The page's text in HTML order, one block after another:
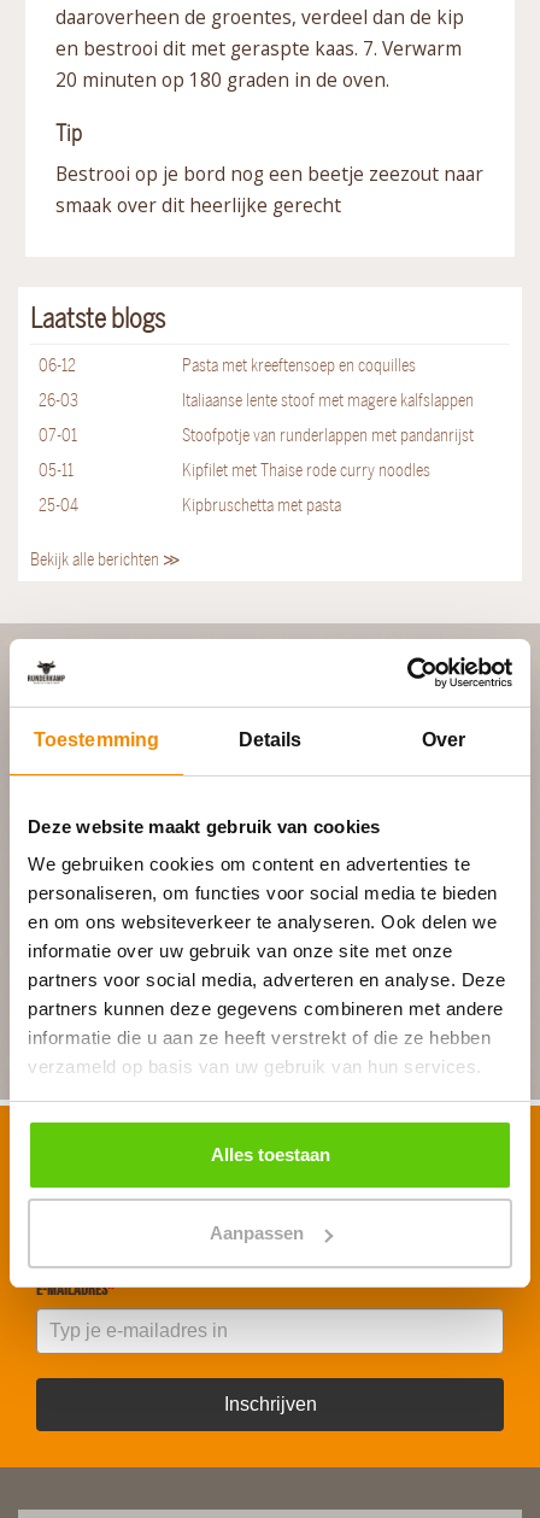
Toestemming Details Over
Deze website maakt gebruik van cookies
We gebruiken cookies om content en advertenties te
personaliseren, om functies voor social media te bieden
en om ons websiteverkeer te analyseren. Ook delen we
informatie over uw gebruik van onze site met onze
partners voor social media, adverteren en analyse. Deze
partners kunnen deze gegevens combineren met andere
informatie die u aan ze heeft verstrekt of die ze hebben
verzameld op basis van uw gebruik van hun services.
Alles toestaan
Aanpassen
daaroverheen de groentes, verdeel dan de kip
en bestrooi dit met geraspte kaas. 7. Verwarm
20 minuten op 180 graden in de oven.
Tip
Bestrooi op je bord nog een beetje zeezout naar
smaak over dit heerlijke gerecht
Laatste blogs
06-12
Pasta met kreeftensoep en coquilles
26-03
Italiaanse lente stoof met magere kalfslappen
07-01
Stoofpotje van runderlappen met pandanrijst
05-11
Kipfilet met Thaise rode curry noodles
25-04
Kipbruschetta met pasta
Bekijk alle berichten ≫
PLAN JOUW FEEST
Geheel vrijblijvend
BEGIN MET PLANNEN
Schrijf je in voor onze nieuwsbrief
Voornaam*
E-mailadres*
Inschrijven